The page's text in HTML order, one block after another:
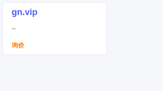
gn.vip
--
询价